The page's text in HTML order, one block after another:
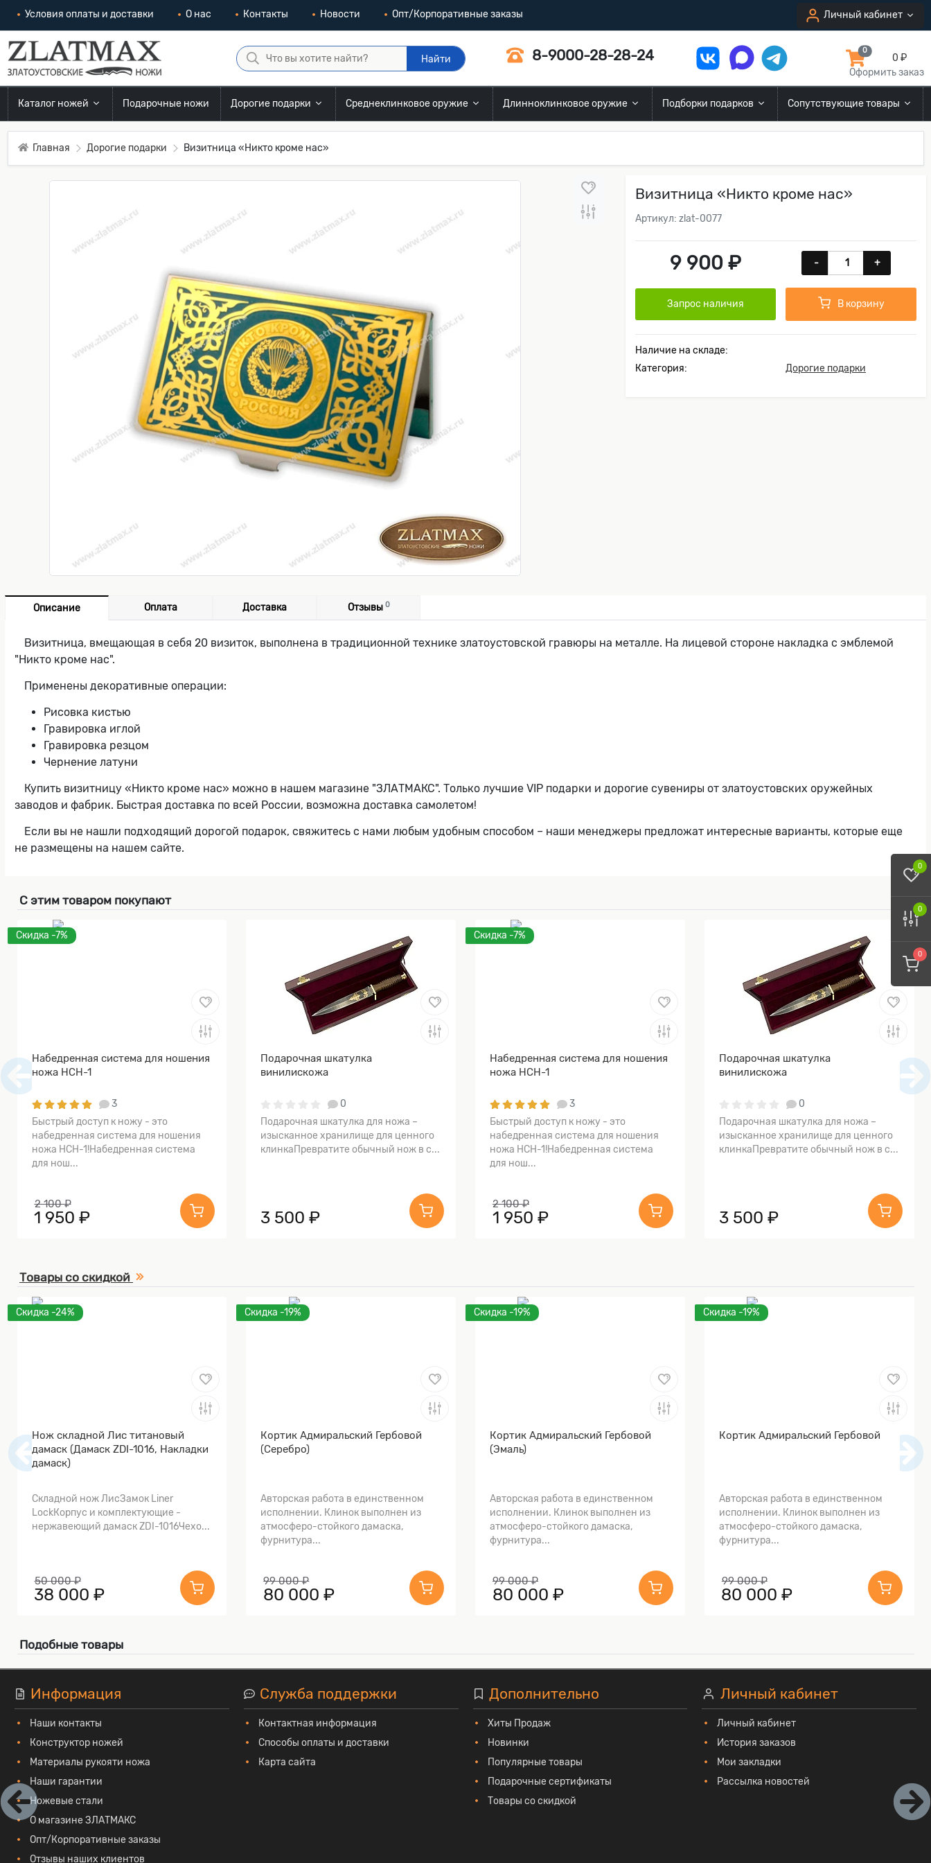
Условия оплаты и доставки О нас Контакты Новости Опт/Корпоративные заказы Личный кабинет
Найти 8-9000-28-28-24 0
0 ₽
Оформить заказ
Каталог ножей Подарочные ножи Дорогие подарки Среднеклинковое оружие Длинноклинковое оружие Подборки подарков Сопутствующие товары
0
0
0
Главная Дорогие подарки Визитница «Никто кроме нас»
Визитница «Никто кроме нас»
Артикул: zlat-0077
9 900 ₽ - +
Запрос наличия В корзину
Наличие на складе:
Категория:
Дорогие подарки
Описание Оплата Доставка Отзывы 0
Визитница, вмещающая в себя 20 визиток, выполнена в традиционной технике златоустовской гравюры на металле. На лицевой стороне накладка с эмблемой
"Никто кроме нас".
Применены декоративные операции:
Рисовка кистью
Гравировка иглой
Гравировка резцом
Чернение латуни
Купить визитницу «Никто кроме нас» можно в нашем магазине "ЗЛАТМАКС". Только лучшие VIP подарки и дорогие сувениры от златоустовских оружейных
заводов и фабрик. Быстрая доставка по всей России, возможна доставка самолетом!
Если вы не нашли подходящий дорогой подарок, свяжитесь с нами любым удобным способом – наши менеджеры предложат интересные варианты, которые еще
не размещены на нашем сайте.
С этим товаром покупают
Скидка -7%
Набедренная система для ношения
ножа НСН-1
3
Быстрый доступ к ножу - это
набедренная система для ношения
ножа НСН-1!Набедренная система
для нош...
2 100 ₽
1 950 ₽
Подарочная шкатулка
винилискожа
0
Подарочная шкатулка для ножа –
изысканное хранилище для ценного
клинкаПревратите обычный нож в с...
3 500 ₽
Скидка -7%
Набедренная система для ношения
ножа НСН-1
3
Быстрый доступ к ножу - это
набедренная система для ношения
ножа НСН-1!Набедренная система
для нош...
2 100 ₽
1 950 ₽
Подарочная шкатулка
винилискожа
0
Подарочная шкатулка для ножа –
изысканное хранилище для ценного
клинкаПревратите обычный нож в с...
3 500 ₽
Товары со скидкой
Скидка -24%
Нож складной Лис титановый
дамаск (Дамаск ZDI-1016, Накладки
дамаск)
Складной нож ЛисЗамок Liner
LockКорпус и комплектующие -
нержавеющий дамаск ZDI-1016Чехо...
50 000 ₽
38 000 ₽
Скидка -19%
Кортик Адмиральский Гербовой
(Серебро)
Авторская работа в единственном
исполнении. Клинок выполнен из
атмосферо-стойкого дамаска,
фурнитура...
99 000 ₽
80 000 ₽
Скидка -19%
Кортик Адмиральский Гербовой
(Эмаль)
Авторская работа в единственном
исполнении. Клинок выполнен из
атмосферо-стойкого дамаска,
фурнитура...
99 000 ₽
80 000 ₽
Скидка -19%
Кортик Адмиральский Гербовой
Авторская работа в единственном
исполнении. Клинок выполнен из
атмосферо-стойкого дамаска,
фурнитура...
99 000 ₽
80 000 ₽
Подобные товары
Информация
Наши контакты
Конструктор ножей
Материалы рукояти ножа
Наши гарантии
Ножевые стали
О магазине ЗЛАТМАКС
Опт/Корпоративные заказы
Отзывы наших клиентов
Служба поддержки
Контактная информация
Способы оплаты и доставки
Карта сайта
Дополнительно
Хиты Продаж
Новинки
Популярные товары
Подарочные сертификаты
Товары со скидкой
Личный кабинет
Личный кабинет
История заказов
Мои закладки
Рассылка новостей